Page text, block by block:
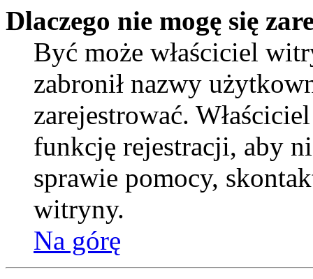
Dlaczego nie mogę się
Być może właściciel
zabronił nazwy
zarejestrować.
funkcję rejestracji, aby
sprawie pomocy,
witryny.
Na górę